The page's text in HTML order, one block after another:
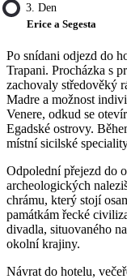
3. Den
Erice a Segesta
Po snídani odjezd do
Trapani. Procházka s
zachovaly středověký
Madre a možnost
Venere, odkud se
Egadské ostrovy.
místní sicilské
Odpolední přejezd do
archeologických
chrámu, který stojí
památkám řecké
divadla, situovaného
okolní krajiny.
Návrat do hotelu,